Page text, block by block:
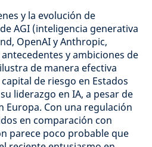
y la evolución de
AGI (inteligencia generativa
OpenAI y Anthropic,
y ambiciones de
de manera efectiva
de riesgo en Estados
liderazgo en IA, a pesar de
Europa. Con una regulación
en comparación con
parece poco probable que